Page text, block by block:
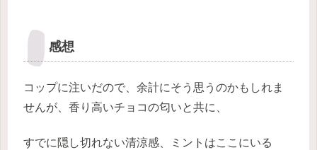
感想
コップに注いだので、余計にそう思うのかもしれま
せんが、香り高いチョコの匂いと共に、
すでに隠し切れない清涼感、ミントはここにいる